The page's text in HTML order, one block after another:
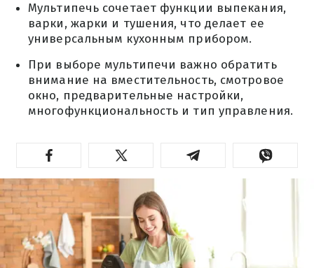
Мультипечь сочетает функции выпекания,
варки, жарки и тушения, что делает ее
универсальным кухонным прибором.
При выборе мультипечи важно обратить
внимание на вместительность, смотровое
окно, предварительные настройки,
многофункциональность и тип управления.